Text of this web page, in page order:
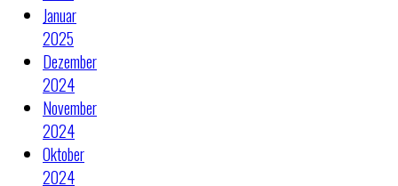
Januar
2025
Dezember
2024
November
2024
Oktober
2024